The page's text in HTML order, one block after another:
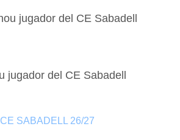
jugador del CE Sabadell
jugador del CE Sabadell